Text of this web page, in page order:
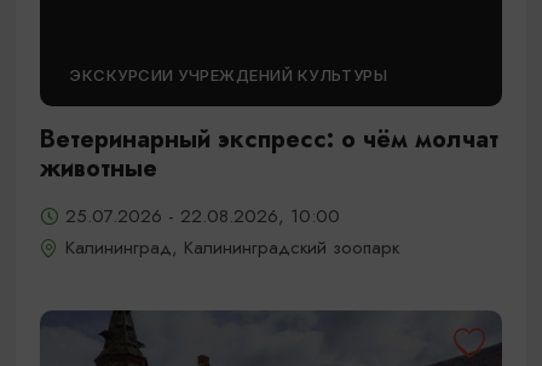
ЭКСКУРСИИ УЧРЕЖДЕНИЙ КУЛЬТУРЫ
Ветеринарный экспресс: о чём молчат
животные
25.07.2026 - 22.08.2026, 10:00
Калининград, Калининградский зоопарк